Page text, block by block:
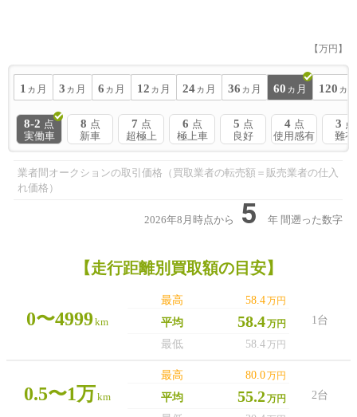
【万円】
1 ヵ月 3 ヵ月 6 ヵ月 12 ヵ月 24 ヵ月 36 ヵ月 60 ヵ月 120 ヵ
8-2 点
実働車
8 点
新車
7 点
超極上
6 点
極上車
5 点
良好
4 点
使用感有
3 点
難有
業者間オークションの取引価格（買取業者の転売額＝販売業者の仕入
れ価格）
2026年8月時点から 5 年 間遡った数字
【走行距離別買取額の目安】
0〜4999km
最高 58.4万円
1台
平均 58.4万円
最低 58.4万円
0.5〜1万km
最高 80.0万円
2台
平均 55.2万円